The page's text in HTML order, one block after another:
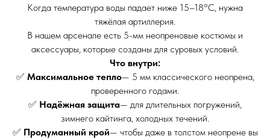
Когда температура воды падает ниже 15–18°C, нужна
тяжёлая артиллерия.
В нашем арсенале есть 5-мм неопреновые костюмы и
аксессуары, которые созданы для суровых условий.
Что внутри:
✅ Максимальное тепло— 5 мм классического неопрена,
проверенного годами.
✅ Надёжная защита— для длительных погружений,
зимнего кайтинга, холодных течений.
✅ Продуманный крой— чтобы даже в толстом неопрене вы